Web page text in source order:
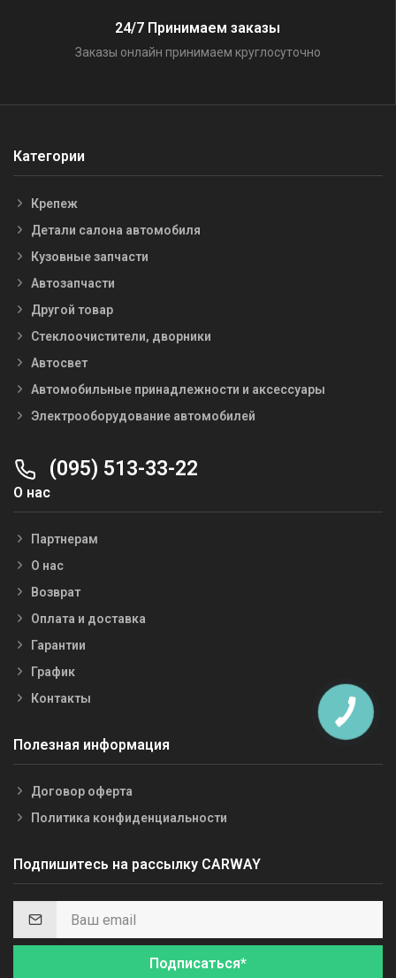
24/7 Принимаем заказы
Заказы онлайн принимаем круглосуточно
Категории
Крепеж
Детали салона автомобиля
Кузовные запчасти
Автозапчасти
Другой товар
Стеклоочистители, дворники
Автосвет
Автомобильные принадлежности и аксессуары
Электрооборудование автомобилей
(095) 513-33-22
О нас
Партнерам
О нас
Возврат
Оплата и доставка
Гарантии
График
Контакты
Полезная информация
Договор оферта
Политика конфиденциальности
Подпишитесь на рассылку CARWAY
Подписаться*